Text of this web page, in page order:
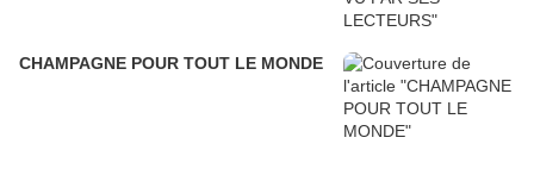
CHAMPAGNE POUR TOUT LE MONDE